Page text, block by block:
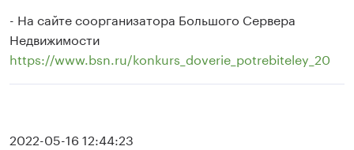
- На сайте соорганизатора Большого Сервера
Недвижимости
https://www.bsn.ru/konkurs_doverie_potrebiteley_20
2022-05-16 12:44:23